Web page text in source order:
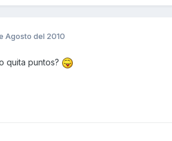
Agosto del 2010
quita puntos?